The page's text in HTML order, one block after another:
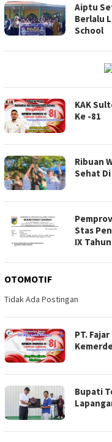
Aiptu
Berlalu
School
KAK
Ke -81
Ribuan
Sehat Di
Stas
IX
OTOMOTIF
Tidak Ada Postingan
PT.
Bupati